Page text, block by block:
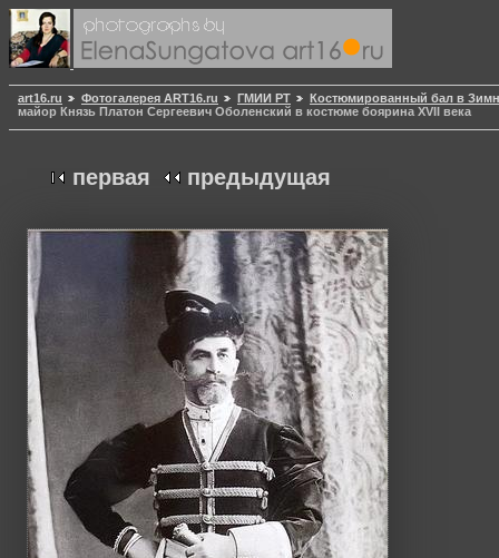
art16.ru Фотогалерея ART16.ru ГМИИ РТ
Костюмированный бал в
майор Князь Платон Сергеевич Оболенский в костюме боярина XVII века
первая предыдущая